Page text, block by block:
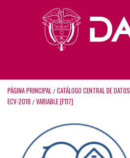
PÁGINA PRINCIPAL / CATÁLOGO CENTRAL DE DATOS
ECV-2018 / VARIABLE [F117]